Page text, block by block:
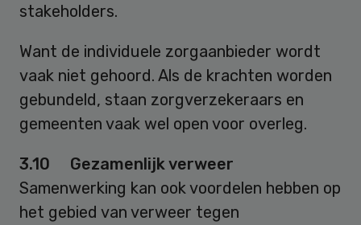
stakeholders.
Want de individuele zorgaanbieder wordt
vaak niet gehoord. Als de krachten worden
gebundeld, staan zorgverzekeraars en
gemeenten vaak wel open voor overleg.
3.10 Gezamenlijk verweer
Samenwerking kan ook voordelen hebben op
het gebied van verweer tegen